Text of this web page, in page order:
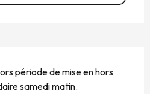
période de mise en hors
samedi matin.